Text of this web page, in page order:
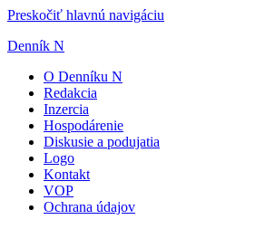
Preskočiť hlavnú navigáciu
Denník N
O Denníku N
Redakcia
Inzercia
Hospodárenie
Diskusie a podujatia
Logo
Kontakt
VOP
Ochrana údajov